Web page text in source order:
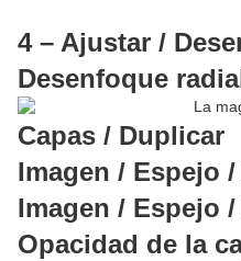
4 – Ajustar /
Desenfoque
Capas / Duplicar
Imagen / Espejo
Imagen / Espejo
Opacidad de la